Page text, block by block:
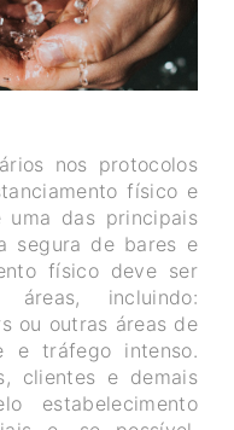
nos protocolos
físico e
uma das principais
segura de bares e
físico deve ser
incluindo:
ou outras áreas de
e tráfego intenso.
clientes e demais
estabelecimento